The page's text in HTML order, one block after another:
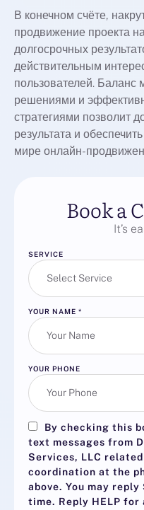
В конечном счёте,
продвижение проекта
долгосрочных
действительным
пользователей. Баланс
решениями и
стратегиями позволит
результата и
мире онлайн-
Book a
It’s
SERVICE
YOUR NAME *
YOUR PHONE
By checking this
text messages from
Services, LLC
coordination at the
above. You may reply
time. Reply HELP for